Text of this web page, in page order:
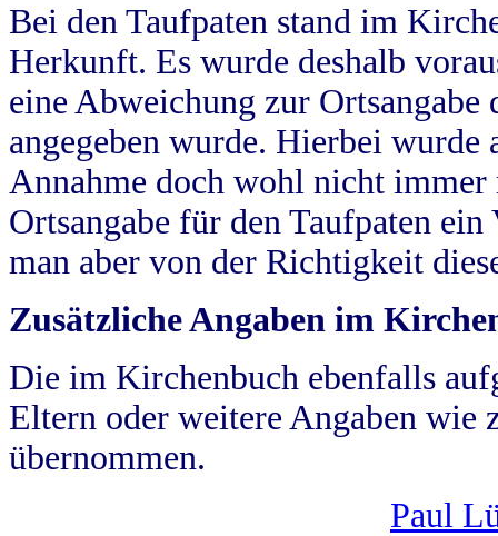
Bei den Taufpaten stand im
Herkunft. Es wurde deshalb
eine Abweichung zur
angegeben wurde. Hierbei wurde
Annahme doch wohl nicht
Ortsangabe für den Taufpaten
man aber von der Richtigkeit
Zusätzliche Angaben im
Die im Kirchenbuch ebenfalls
Eltern oder weitere Angaben wie
übernommen.
Paul